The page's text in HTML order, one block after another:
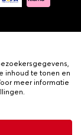
en cookiebeleid
inhoud te tonen en
meer informatie